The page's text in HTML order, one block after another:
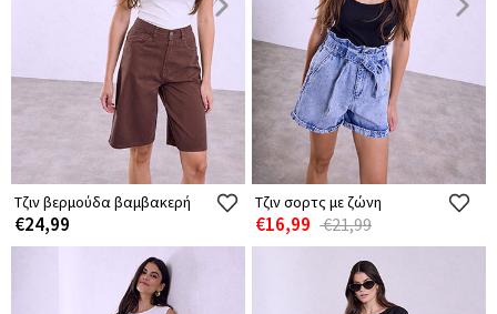
Τζιν βερμούδα βαμβακερή
€24,99
Τζιν σορτς με ζώνη
€16,99 €21,99